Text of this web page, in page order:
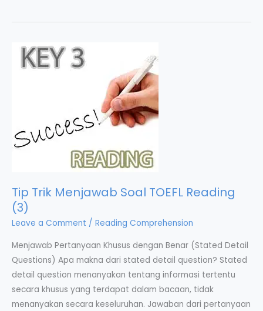
Inggris
Tip Trik Menjawab Soal TOEFL Reading
(3)
Leave a Comment / Reading Comprehension
Menjawab Pertanyaan Khusus dengan Benar (Stated Detail
Questions) Apa makna dari stated detail question? Stated
detail question menanyakan tentang informasi tertentu
secara khusus yang terdapat dalam bacaan, tidak
menanyakan secara keseluruhan. Jawaban dari pertanyaan